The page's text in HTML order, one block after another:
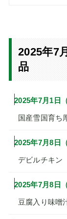
2025年7
品
2025年7月1日
国産雪国育ち
2025年7月8日
デビルチキン
2025年7月8日
豆腐入り味噌